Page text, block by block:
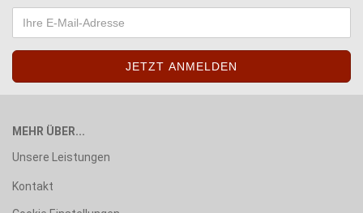
MEHR ÜBER...
Unsere Leistungen
Kontakt